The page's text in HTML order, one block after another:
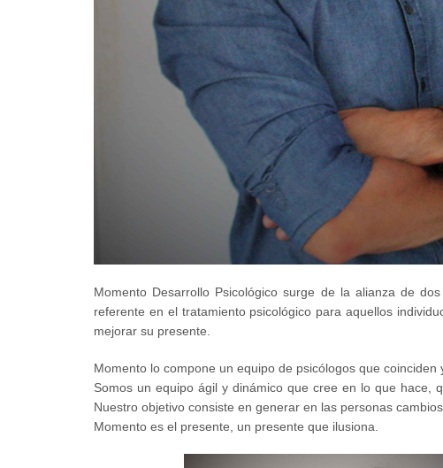
Momento Desarrollo Psicológico surge de la alianza de
referente en el tratamiento psicológico para aquellos
mejorar su presente.
Momento lo compone un equipo de psicólogos que
Somos un equipo ágil y dinámico que cree en lo que hace,
Nuestro objetivo consiste en generar en las personas
Momento es el presente, un presente que ilusiona.